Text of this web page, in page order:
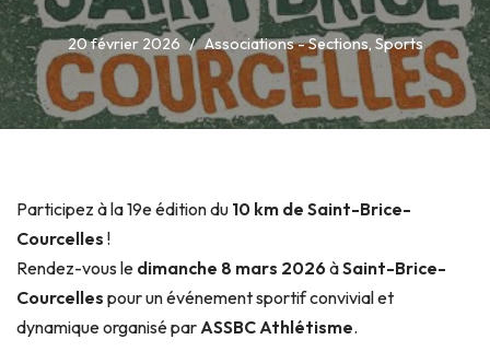
20 février 2026 Associations - Sections, Sports
Participez à la 19e édition du 10 km de Saint-Brice-
Courcelles !
Rendez-vous le dimanche 8 mars 2026 àSaint-Brice-
Courcelles pour un événement sportif convivial et
dynamique organisé par ASSBC Athlétisme.